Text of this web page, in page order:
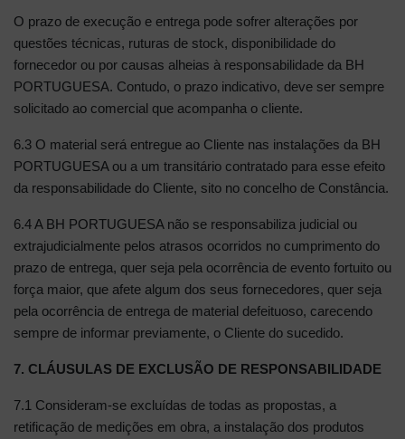
O prazo de execução e entrega pode sofrer alterações por
questões técnicas, ruturas de stock, disponibilidade do
fornecedor ou por causas alheias à responsabilidade da BH
PORTUGUESA. Contudo, o prazo indicativo, deve ser sempre
solicitado ao comercial que acompanha o cliente.
6.3 O material será entregue ao Cliente nas instalações da BH
PORTUGUESA ou a um transitário contratado para esse efeito
da responsabilidade do Cliente, sito no concelho de Constância.
6.4 A BH PORTUGUESA não se responsabiliza judicial ou
extrajudicialmente pelos atrasos ocorridos no cumprimento do
prazo de entrega, quer seja pela ocorrência de evento fortuito ou
força maior, que afete algum dos seus fornecedores, quer seja
pela ocorrência de entrega de material defeituoso, carecendo
sempre de informar previamente, o Cliente do sucedido.
7. CLÁUSULAS DE EXCLUSÃO DE RESPONSABILIDADE
7.1 Consideram-se excluídas de todas as propostas, a
retificação de medições em obra, a instalação dos produtos